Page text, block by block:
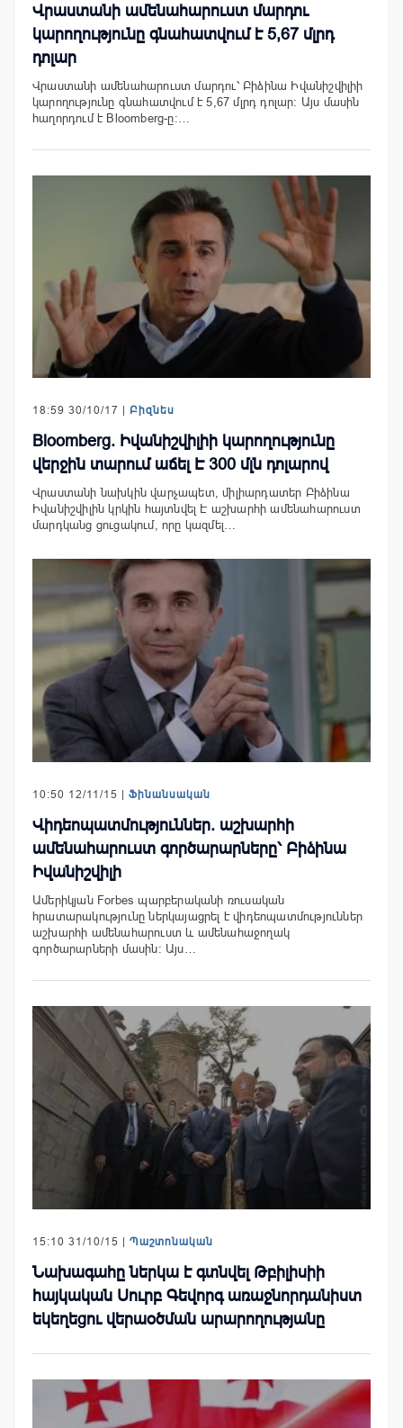
Վրաստանի ամենահարուստ մարդու
կարողությունը գնահատվում է 5,67 մլրդ
դոլար
Վրաստանի ամենահարուստ մարդու՝ Բիձինա Իվանիշվիլիի
կարողությունը գնահատվում է 5,67 մլրդ դոլար: Այս մասին
հաղորդում է Bloomberg-ը:…
18:59 30/10/17 | Բիզնես
Bloomberg. Իվանիշվիլիի կարողությունը
վերջին տարում աճել Է 300 մլն դոլարով
Վրաստանի նախկին վարչապետ, միլիարդատեր Բիձինա
Իվանիշվիլին կրկին հայտնվել Է աշխարհի ամենահարուստ
մարդկանց ցուցակում, որը կազմել…
10:50 12/11/15 | Ֆինանսական
Վիդեոպատմություններ. աշխարհի
ամենահարուստ գործարարները՝ Բիձինա
Իվանիշվիլի
Ամերիկյան Forbes պարբերականի ռուսական
հրատարակությունը ներկայացրել է վիդեոպատմություններ
աշխարհի ամենահարուստ և ամենահաջողակ
գործարարների մասին: Այս…
15:10 31/10/15 | Պաշտոնական
Նախագահը ներկա է գտնվել Թբիլիսիի
հայկական Սուրբ Գեվորգ առաջնորդանիստ
եկեղեցու վերաօծման արարողությանը